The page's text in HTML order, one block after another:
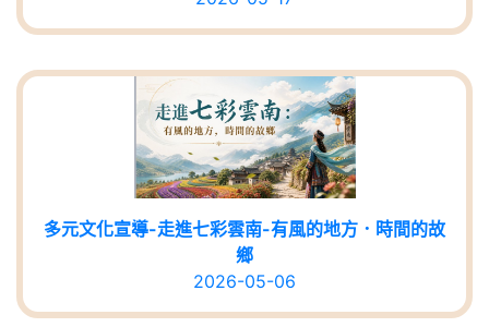
多元文化宣導-走進七彩雲南-有風的地方．時間的故
鄉
2026-05-06